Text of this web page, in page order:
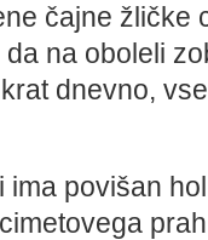
čajne
da na oboleli
dnevno,
ima povišan
cimetovega